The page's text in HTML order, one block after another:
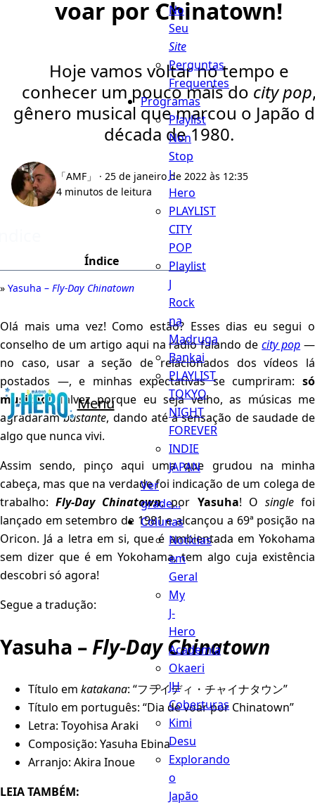
Menu
No
Seu
Site
Perguntas
Frequentes
Programas
Playlist
Non
Stop
J-
Hero
PLAYLIST
CITY
POP
Playlist
J
Rock
na
Madruga
Bankai
PLAYLIST
TOKYO
NIGHT
FOREVER
INDIE
JAPAN
Ver
grade...
Colunas
Notícias
em
Geral
My
J-
Hero
Academia
Okaeri
JH
Coberturas
Kimi
Desu
Explorando
o
Japão
voar por Chinatown!
Hoje vamos voltar no tempo e
conhecer um pouco mais do city pop
gênero musical que marcou o Japão
década de 1980.
「AMF」
· 25 de janeiro de 2022 às 12:35
4 minutos de leitura
Índice
Yasuha – Fly-Day Chinatown
Olá mais uma vez! Como estão? Esses dias eu segui o
conselho de um artigo aqui na rádio falando decity pop —
no caso, usar a seção de relacionados dos vídeos lá
postados —, e minhas expectativas se cumpriram: só
musicão!Talvez porque eu seja velho, as músicas me
agradarambastante, dando até a sensação de saudade de
algo que nunca vivi.
Assim sendo, pinço aqui uma que grudou na minha
cabeça, mas que na verdade foi indicação de um colega de
trabalho:Fly-Day Chinatown, por Yasuha! O singlefoi
lançado em setembro de 1981 e alcançou a 69ª posição na
Oricon. Já a letra em si, que é ambientada em Yokohama
sem dizer que é em Yokohama, tem algo cuja existência
descobri só agora!
Segue a tradução:
Yasuha –Fly-Day Chinatown
Título em katakana: “フライディ・チャイナタウン”
Título em português: “Dia de voar por Chinatown”
Letra: Toyohisa Araki
Composição: Yasuha Ebina
Arranjo: Akira Inoue
LEIA TAMBÉM: